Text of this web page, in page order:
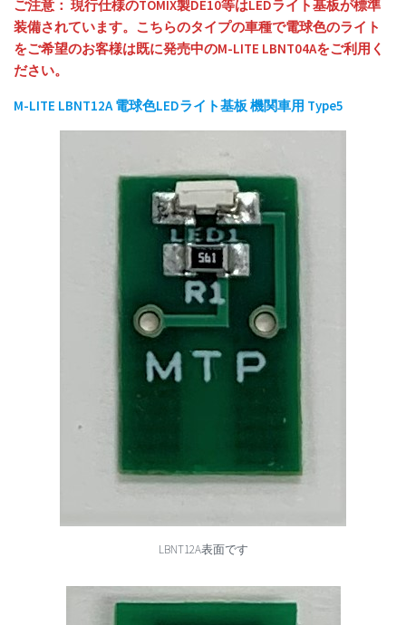
ご注意： 現行仕様のTOMIX製DE10等はLEDライト基板が標準
装備されています。こちらのタイプの車種で電球色のライト
をご希望のお客様は既に発売中のM-LITE LBNT04Aをご利用く
ださい。
M-LITE LBNT12A 電球色LEDライト基板 機関車用 Type5
LBNT12A表面です